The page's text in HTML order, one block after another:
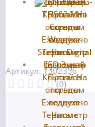
Артикул: 1302356
(0)